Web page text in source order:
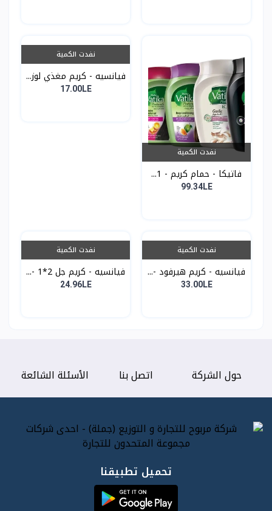
نفدت الكمية
فاتيكا - حمام كريم - 1...
99.34LE
نفدت الكمية
فيانسيه - كريم مغذي لوز...
17.00LE
نفدت الكمية
فيانسيه - كريم هيرفود -...
33.00LE
نفدت الكمية
فيانسيه - كريم جل 2*1 -...
24.96LE
حول الشركة اتصل بنا الأسئلة الشائعة
تحميل تطبيقنا